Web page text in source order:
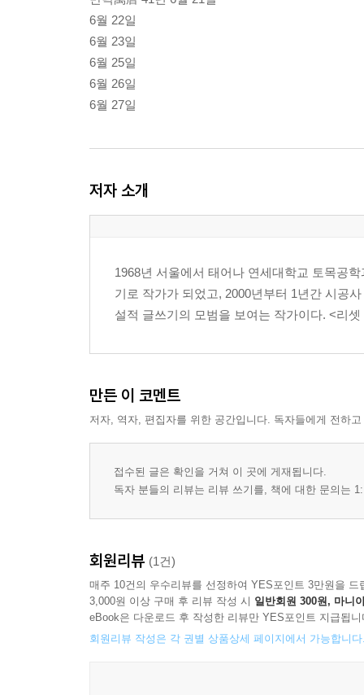
6월 22일
6월 23일
6월 25일
6월 26일
6월 27일
저자 소개
1968년 서울에서 태어나 연세대학교 토목공
기로 작가가 되었고, 2000년부터 1년간 시공
설적 글쓰기의 모범을 보여는 작가이다. <리
만든 이 코멘트
저자, 역자, 편집자를 위한 공간입니다. 독자들에게 전하
접수된 글은 확인을 거쳐 이 곳에 게재됩니다.
독자 분들의 리뷰는 리뷰 쓰기를, 책에 대한 문의는
회원리뷰 (1건)
매주 10건의 우수리뷰를 선정하여 YES포인트 3만원을 드
3,000원 이상 구매 후 리뷰 작성 시 일반회원 300원, 마니
eBook은 다운로드 후 작성한 리뷰만 YES포인트 지급됩니
회원리뷰 작성은 각 권별 상품상세 페이지에서 가능합니